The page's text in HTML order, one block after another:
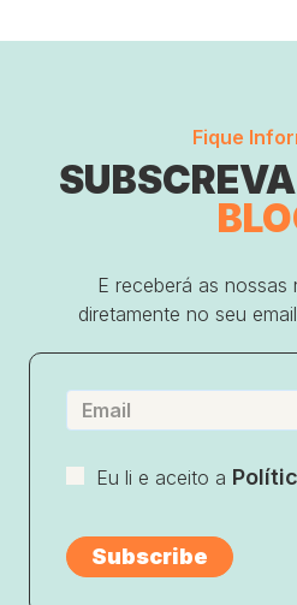
Fique
E receberá as nossas
diretamente no seu
Eu li e aceito a